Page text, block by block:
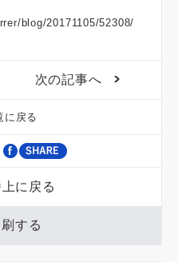
blog/20171105/52308/
次の記事へ
に戻る
に戻る
する